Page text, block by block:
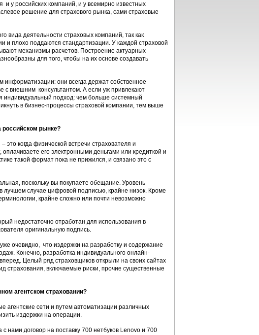
у российских компаний, и у всемирно известных
решение для страхового рынка, сами страховые
вида деятельности страховых компаний, так как
и плохо поддаются стандартизации. У каждой страховой
механизмы расчетов. Построение актуарных
для того, чтобы на их основе создавать
информатизации: они всегда держат собственное
с внешним консультантом. А если уж привлекают
индивидуальный подход: чем больше системный
в бизнес-процессы страховой компании, тем выше
российском рынке?
когда физической встречи страхователя и
его электронными деньгами или кредиткой и
такой формат пока не прижился, и связано это с
поскольку вы покупаете обещание. Уровень
лучшем случае цифровой подписью, крайне низок. Кроме
крайне сложно или почти невозможно
недостаточно отработан для использования в
оригинальную подпись.
очевидно, что издержки на разработку и содержание
Конечно, разработка индивидуального онлайн-
Целый ряд страховщиков открыли на своих сайтах
страхования, включаемые риски, прочие существенные
агентском страховании?
агентские сети и путем автоматизации различных
издержки на операции.
нами договор на поставку 700 нетбуков Lenovo и 700